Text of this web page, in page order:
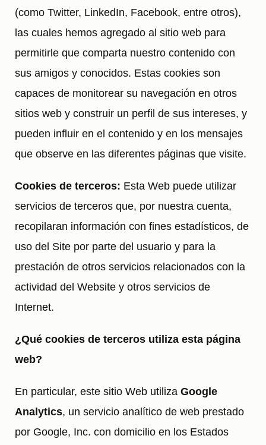
(como Twitter, LinkedIn, Facebook, entre otros),
las cuales hemos agregado al sitio web para
permitirle que comparta nuestro contenido con
sus amigos y conocidos. Estas cookies son
capaces de monitorear su navegación en otros
sitios web y construir un perfil de sus intereses, y
pueden influir en el contenido y en los mensajes
que observe en las diferentes páginas que visite.
Cookies de terceros: Esta Web puede utilizar
servicios de terceros que, por nuestra cuenta,
recopilaran información con fines estadísticos, de
uso del Site por parte del usuario y para la
prestación de otros servicios relacionados con la
actividad del Website y otros servicios de
Internet.
¿Qué cookies de terceros utiliza esta página
web?
En particular, este sitio Web utilizaGoogle
Analytics, un servicio analítico de web prestado
por Google, Inc. con domicilio en los Estados